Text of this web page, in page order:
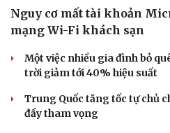
Nguy cơ mất tài khoản
mạng Wi-Fi khách sạn
Một việc nhiều gia đình bỏ
trời giảm tới 40% hiệu suất
Trung Quốc tăng tốc tự chủ
đầy tham vọng